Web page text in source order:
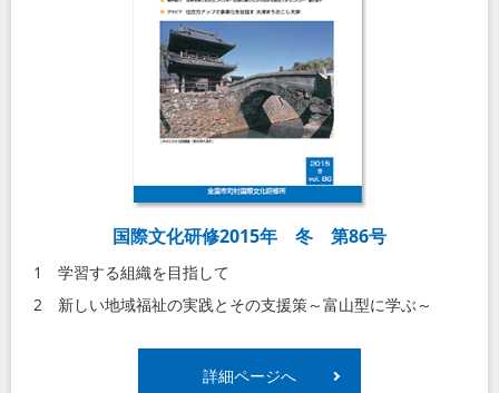
国際文化研修2015年 冬 第86号
1 学習する組織を目指して
2 新しい地域福祉の実践とその支援策～富山型に学ぶ～
詳細ページへ